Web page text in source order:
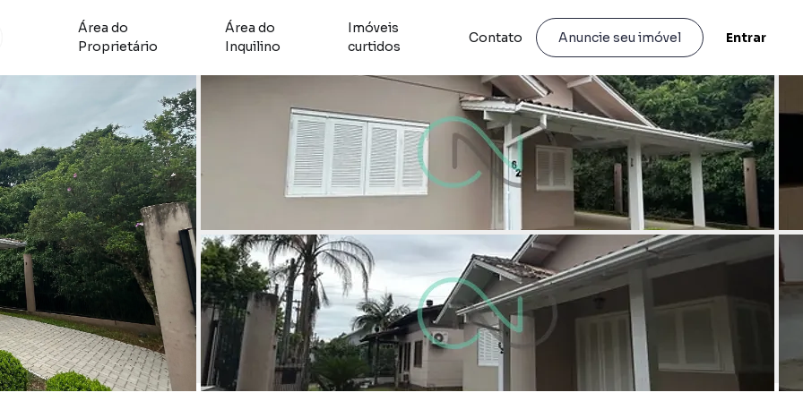
Área do
Proprietário
Área do
Inquilino
Imóveis
curtidos
Contato Anuncie seu imóvel Entrar